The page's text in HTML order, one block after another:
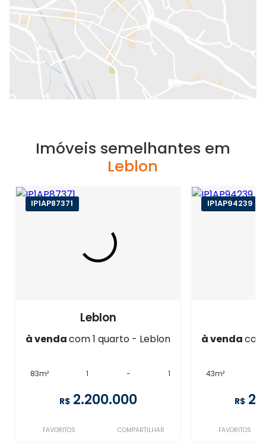
Imóveis semelhantes em
Leblon
IP1AP87371
Leblon
à vendacom 1 quarto - Leblon
83m² 1 - 1
R$ 2.200.000
FAVORITOS COMPARTILHAR
IP1AP94239
à venda
43m²
R$
FAVORITOS